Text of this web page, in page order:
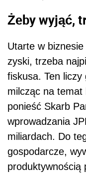
Żeby wyjąć,
Utarte w
zyski, trzeba
fiskusa. Ten liczy
milcząc na temat
ponieść Skarb
wprowadzania
miliardach. Do
gospodarcze,
produktywnością